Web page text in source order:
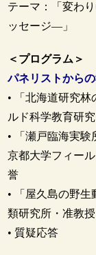
テーマ：「変わ
ッセージ―」
＜プログラム＞
パネリストから
• 「北海道研究
ルド科学教育研
• 「瀬戸臨海実験
京都大学フィー
誉
• 「屋久島の野
類研究所・准教
• 質疑応答